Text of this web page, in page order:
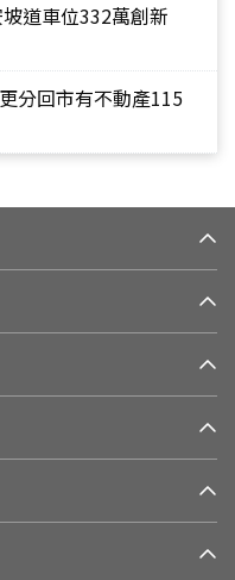
道車位332萬創新
分回市有不動產115